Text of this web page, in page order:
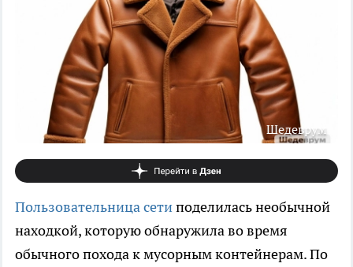
Шедеврум
Пользовательница сетиподелилась необычной
находкой, которую обнаружила во время
обычного похода к мусорным контейнерам. По